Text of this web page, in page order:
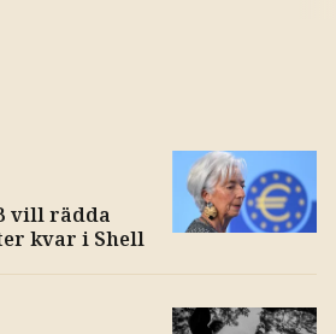
vill rädda
kvar i Shell